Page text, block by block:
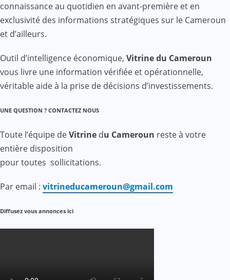
connaissance au quotidien en avant-première et en
exclusivité des informations stratégiques sur le Cameroun
et d’ailleurs.
Outil d’intelligence économique, Vitrine du Cameroun
vous livre une information vérifiée et opérationnelle,
véritable aide à la prise de décisions d’investissements.
UNE QUESTION ? CONTACTEZ NOUS
Toute l’équipe deVitrine du Cameroun reste à votre
entière disposition
pour toutes sollicitations.
Par email : vitrineducameroun@gmail.com
Diffusez vous annonces ici